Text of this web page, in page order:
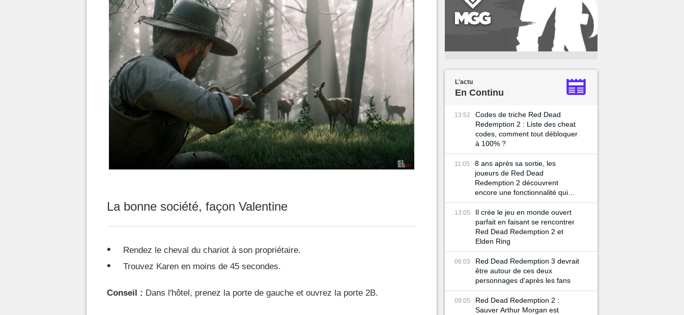
La bonne société, façon Valentine
Rendez le cheval du chariot à son propriétaire.
Trouvez Karen en moins de 45 secondes.
Conseil : Dans l'hôtel, prenez la porte de gauche et ouvrez la porte 2B.
L'actu
En Continu
13:52
Codes de triche Red Dead
Redemption 2 : Liste des cheat
codes, comment tout débloquer
à 100% ?
11:05
8 ans après sa sortie, les
joueurs de Red Dead
Redemption 2 découvrent
encore une fonctionnalité qui
peut tout changer
13:05
Il crée le jeu en monde ouvert
parfait en faisant se rencontrer
Red Dead Redemption 2 et
Elden Ring
06:03
Red Dead Redemption 3 devrait
être autour de ces deux
personnages d'après les fans
09:05
Red Dead Redemption 2 :
Sauver Arthur Morgan est